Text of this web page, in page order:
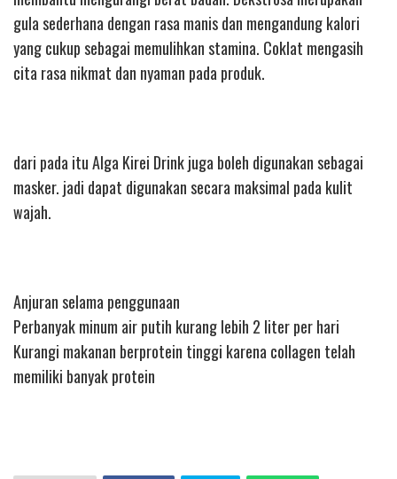
gula sederhana dengan rasa manis dan mengandung kalori
yang cukup sebagai memulihkan stamina. Coklat mengasih
cita rasa nikmat dan nyaman pada produk.
dari pada itu Alga Kirei Drink juga boleh digunakan sebagai
masker. jadi dapat digunakan secara maksimal pada kulit
wajah.
Anjuran selama penggunaan
Perbanyak minum air putih kurang lebih 2 liter per hari
Kurangi makanan berprotein tinggi karena collagen telah
memiliki banyak protein